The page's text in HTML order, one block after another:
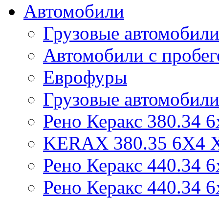
Автомобили
Грузовые
Автомобили с
Еврофуры
Грузовые
Рено Керакс 380.34
KERAX 380.35 6X4
Рено Керакс 440.34
Рено Керакс 440.34